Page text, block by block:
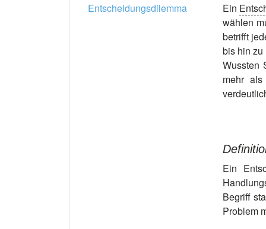
Entscheidungsdilemma Ein
wählen
betrifft
bis hin
Wussten
mehr
Ein
Begriff
Problem